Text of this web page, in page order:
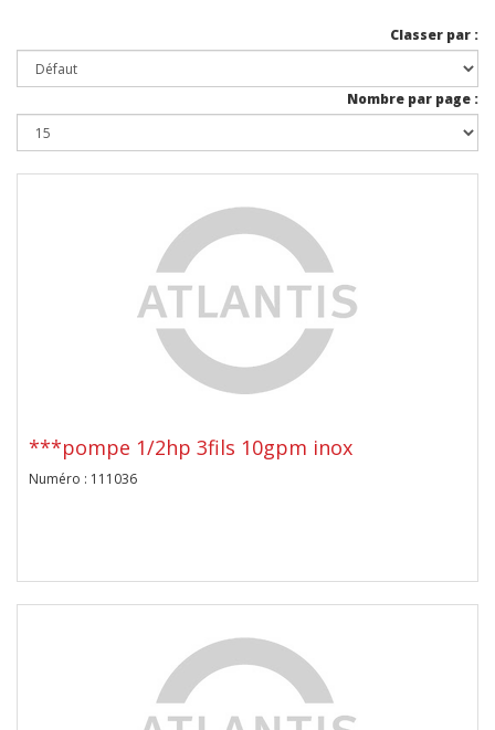
Classer par :
Nombre par page :
***pompe 1/2hp 3fils 10gpm inox
Numéro : 111036